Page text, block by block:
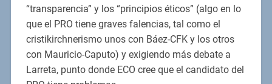
“transparencia” y los “principios éticos” (algo en lo
que el PRO tiene graves falencias, tal como el
cristikirchnerismo unos con Báez-CFK y los otros
con Mauricio-Caputo) y exigiendo más debate a
Larreta, punto donde ECO cree que el candidato del